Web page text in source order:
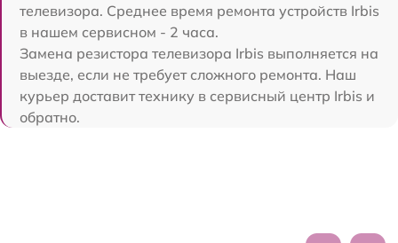
телевизора. Среднее время ремонта устройств Irbis
в нашем сервисном - 2 часа.
Замена резистора телевизора Irbis выполняется на
выезде, если не требует сложного ремонта. Наш
курьер доставит технику в сервисный центр Irbis и
обратно.